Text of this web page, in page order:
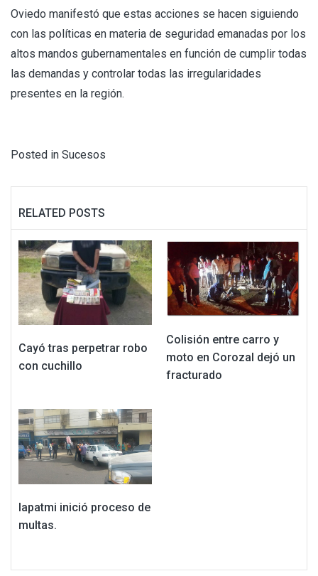
Oviedo manifestó que estas acciones se hacen siguiendo
con las políticas en materia de seguridad emanadas por los
altos mandos gubernamentales en función de cumplir todas
las demandas y controlar todas las irregularidades
presentes en la región.
Posted in Sucesos
RELATED POSTS
Cayó tras perpetrar robo
con cuchillo
Colisión entre carro y
moto en Corozal dejó un
fracturado
Iapatmi inició proceso de
multas.